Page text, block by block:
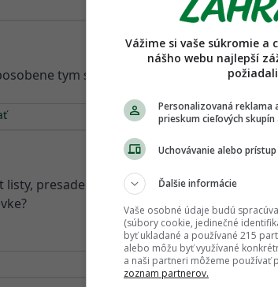
tym sokom. Predsa len to nie je len
presadený do zahrady bol na jesen.
Vážime si vaše súkromie a
nášho webu najlepší
Personalizovaná reklama
prieskum cieľových skupín
Uchovávanie alebo
Ďalšie informácie
Vaše osobné údaje budú
(súbory cookie, jedinečné
byť ukladané a používané 215
alebo môžu byť využívané
a naši partneri môžeme používať
zoznam partnerov.